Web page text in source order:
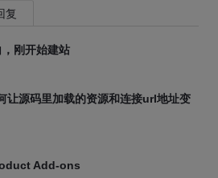
复
刚开始建站
源码里加载的资源和连接url地址变
Add-ons